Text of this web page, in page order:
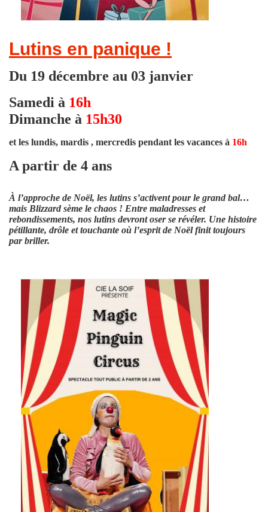
Lutins en panique !
Du 19 décembre au 03 janvier
Samedi à 16h
Dimanche à 15h30
et les lundis, mardis , mercredis pendant les vacances à 16h
A partir de 4 ans
À l’approche de Noël, les lutins s’activent pour le grand bal…
mais Blizzard sème le chaos ! Entre maladresses et
rebondissements, nos lutins devront oser se révéler. Une histoire
pétillante, drôle et touchante où l’esprit de Noël finit toujours
par briller.